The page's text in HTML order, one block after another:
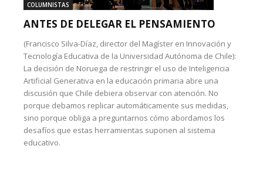
COLUMNISTAS
ANTES DE DELEGAR EL PENSAMIENTO
(Francisco Silva-Díaz, director del Magíster en Innovación y
Tecnología Educativa de la Universidad Autónoma de Chile):
La decisión de Noruega de restringir el uso de Inteligencia
Artificial Generativa en la educación primaria abre una
discusión que Chile debiera observar con atención. No
porque debamos replicar automáticamente sus medidas,
sino porque obliga a preguntarnos cómo abordamos los
desafíos que estas herramientas suponen al sistema
educativo.